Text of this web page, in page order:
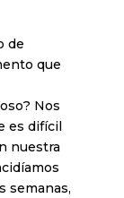
de
que
Nos
es difícil
nuestra
semanas,